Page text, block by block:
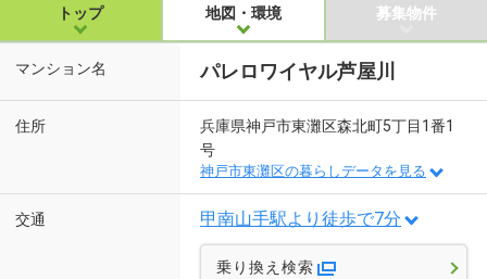
トップ 地図・環境 募集物件
マンション名 パレロワイヤル芦屋川
住所
兵庫県神戸市東灘区森北町5丁目1番1
号
神戸市東灘区の暮らしデータを見る
交通 甲南山手駅より徒歩で7分
乗り換え検索